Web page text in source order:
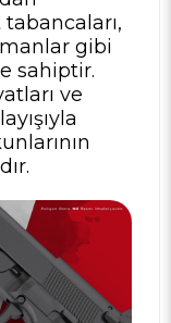
gibi
sahiptir.
ve